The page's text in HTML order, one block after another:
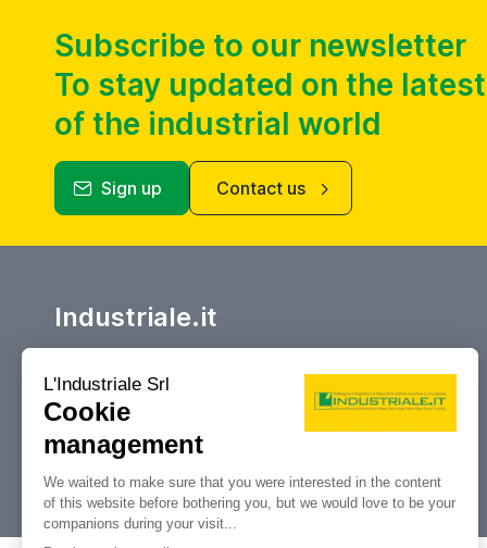
Subscribe to our newsletter
To stay updated on the
of the industrial world
Sign up Contact us
Industriale.it
Your reference marketplace for buying
and selling, auctions and liquidations
of machine tools and industrial
machinery.